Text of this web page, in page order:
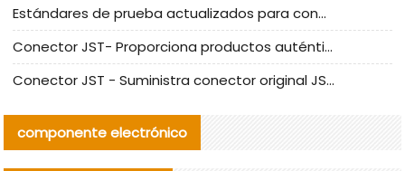
Estándares de prueba actualizados para conectores nacionales bajo la referencia de CLIFF
Conector JST- Proporciona productos auténticos y alternativos del conector JST NSHR-02V-S
Conector JST - Suministra conector original JST GHR-09V-S | productos alternativos
componente electrónico